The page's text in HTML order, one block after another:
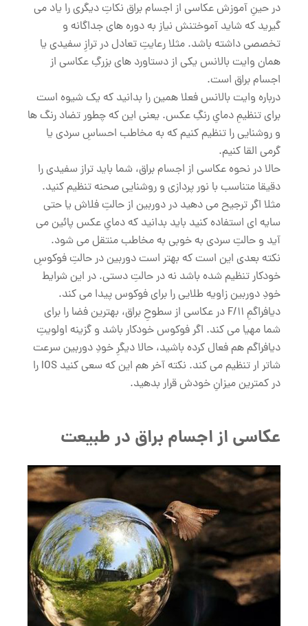
در حینِ آموزش عکاسی از اجسام براق نکاتِ دیگری را یاد می
گیرید که شاید آموختنش نیاز به دوره های جداگانه و
تخصصی داشته باشد. مثلا رعایتِ تعادل در ترازِ سفیدی یا
همان وایت بالانس یکی از دستاورد های بزرگِ عکاسی از
اجسام براق است.
درباره وایت بالانس فعلا همین را بدانید که یک شیوه است
برای تنظیمِ دمایِ رنگِ عکس. یعنی این که چطور تضاد رنگ ها
و روشنایی را تنظیم کنیم که به مخاطب احساسِ سردی یا
گرمی القا کنیم.
حالا در نحوه عکاسی از اجسام براق، شما باید تراز سفیدی را
دقیقا متناسب با نور پردازی و روشنایی صحنه تنظیم کنید.
مثلا اگر ترجیح می دهید در دوربین از حالتِ فلاش یا حتی
سایه ای استفاده کنید باید بدانید که دمایِ عکس پائین می
آید و حالتِ سردی به خوبی به مخاطب منتقل می شود.
نکته بعدی این است که بهتر است دوربین در حالتِ فوکوسِ
خودکار تنظیم شده باشد نه در حالتِ دستی. در این شرایط
خودِ دوربین زاویه طلایی را برای فوکوس پیدا می کند.
دیافراگمِ F/11 در عکاسی از سطوحِ براق، بهترین فضا را برای
شما مهیا می کند. اگر فوکوس خودکار باشد و گزینه اولویتِ
دیافراگم هم فعال کرده باشید، حالا دیگرِ خودِ دوربین سرعت
شاتر ار تنظیم می کند. نکته آخر هم این که سعی کنید IOS را
در کمترین میزانِ خودش قرار بدهید.
عکاسی از اجسام براق در طبیعت